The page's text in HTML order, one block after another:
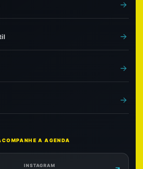
A AGENDA
INSTAGRAM